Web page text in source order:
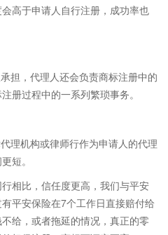
高于申请人自行注册，成功率也
担，代理人还会负责商标注册中的
册过程中的一系列繁琐事务。
理机构或律师行作为申请人的代理
短。
相比，信任度更高，我们与平安
平安保险在7个工作日直接赔付给
给，或者拖延的情况，真正的零